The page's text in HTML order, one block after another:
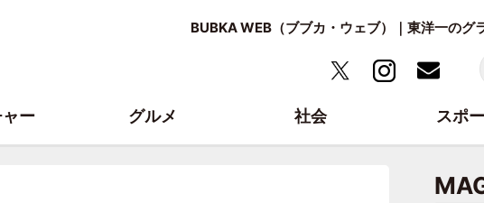
BUBKA WEB（ブブカ・ウェブ）｜東洋一のグ
ー グルメ 社会 スポ